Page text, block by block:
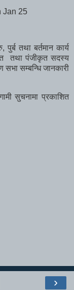
Jan 25
तथा बर्तमान कार्य
तथा पंजीकृत सदस्य
सभा सम्बन्धि जानकारी
सुचनामा प्रकाशित
›